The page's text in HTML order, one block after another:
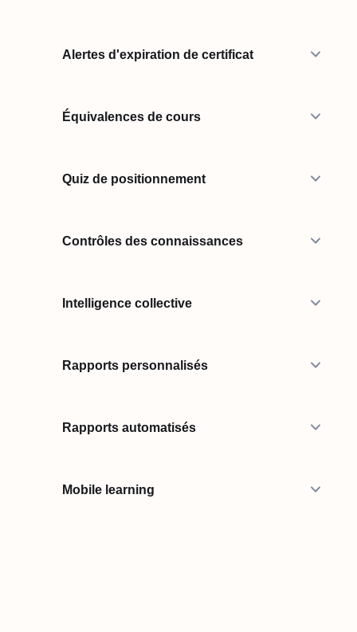
Alertes d'expiration de certificat
Équivalences de cours
Quiz de positionnement
Contrôles des connaissances
Intelligence collective
Rapports personnalisés
Rapports automatisés
Mobile learning